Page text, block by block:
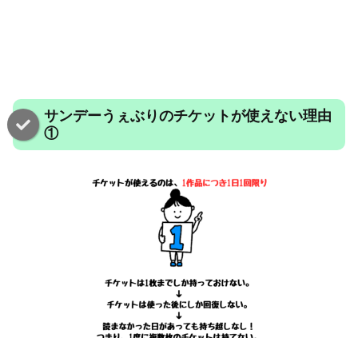
サンデーうぇぶりのチケットが使えない理由
①